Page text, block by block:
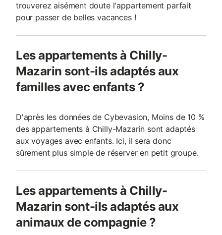
trouverez aisément doute l'appartement parfait
pour passer de belles vacances !
Les appartements à Chilly-
Mazarin sont-ils adaptés aux
familles avec enfants ?
D'après les données de Cybevasion, Moins de 10 %
des appartements à Chilly-Mazarin sont adaptés
aux voyages avec enfants. Ici, il sera donc
sûrement plus simple de réserver en petit groupe.
Les appartements à Chilly-
Mazarin sont-ils adaptés aux
animaux de compagnie ?